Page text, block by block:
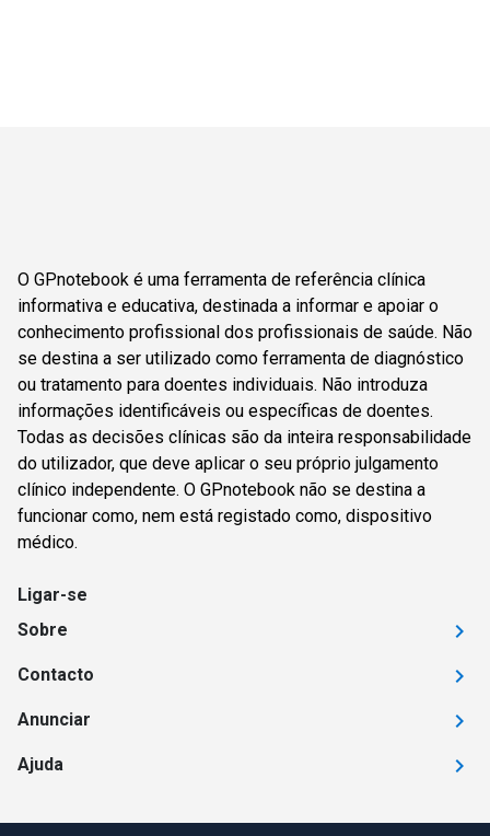
O GPnotebook é uma ferramenta de referência clínica
informativa e educativa, destinada a informar e apoiar o
conhecimento profissional dos profissionais de saúde. Não
se destina a ser utilizado como ferramenta de diagnóstico
ou tratamento para doentes individuais. Não introduza
informações identificáveis ou específicas de doentes.
Todas as decisões clínicas são da inteira responsabilidade
do utilizador, que deve aplicar o seu próprio julgamento
clínico independente. O GPnotebook não se destina a
funcionar como, nem está registado como, dispositivo
médico.
Ligar-se
Sobre
Contacto
Anunciar
Ajuda